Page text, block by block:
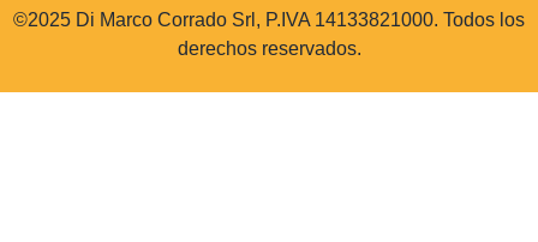
©2025 Di Marco Corrado Srl, P.IVA 14133821000. Todos los
derechos reservados.